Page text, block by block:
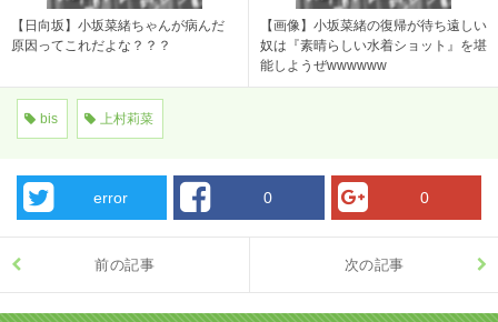
【日向坂】小坂菜緒ちゃんが病んだ
原因ってこれだよな？？？
【画像】小坂菜緒の復帰が待ち遠しい
奴は『素晴らしい水着ショット』を堪
能しようぜwwwwww
bis 上村莉菜
error 0 0
前の記事 次の記事